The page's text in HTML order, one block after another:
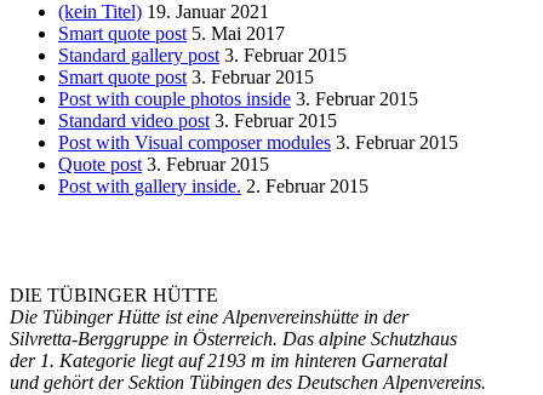
(kein Titel) 19. Januar 2021
Smart quote post 5. Mai 2017
Standard gallery post 3. Februar 2015
Smart quote post 3. Februar 2015
Post with couple photos inside 3. Februar 2015
Standard video post 3. Februar 2015
Post with Visual composer modules 3. Februar 2015
Quote post 3. Februar 2015
Post with gallery inside. 2. Februar 2015
DIE TÜBINGER HÜTTE
Die Tübinger Hütte ist eine Alpenvereinshütte in der
Silvretta-Berggruppe in Österreich. Das alpine Schutzhaus
der 1. Kategorie liegt auf 2193 m im hinteren Garneratal
und gehört der Sektion Tübingen des Deutschen Alpenvereins.